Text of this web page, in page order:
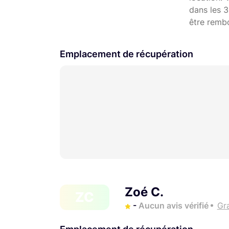
Tout en conservant la qualité d'image de
d'un moteur de mise au point rapide et
dans les
être
Emplacement de récupération
Zoé C.
- Aucun avis vérifié